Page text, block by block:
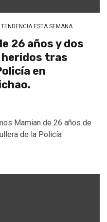
TENDENCIA ESTA SEMANA
26 años y dos
tras
en
Mamian de 26 años de
de la Policía